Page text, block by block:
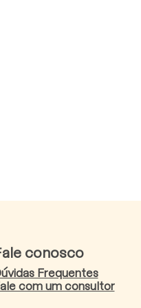
conosco
Frequentes
com um consultor